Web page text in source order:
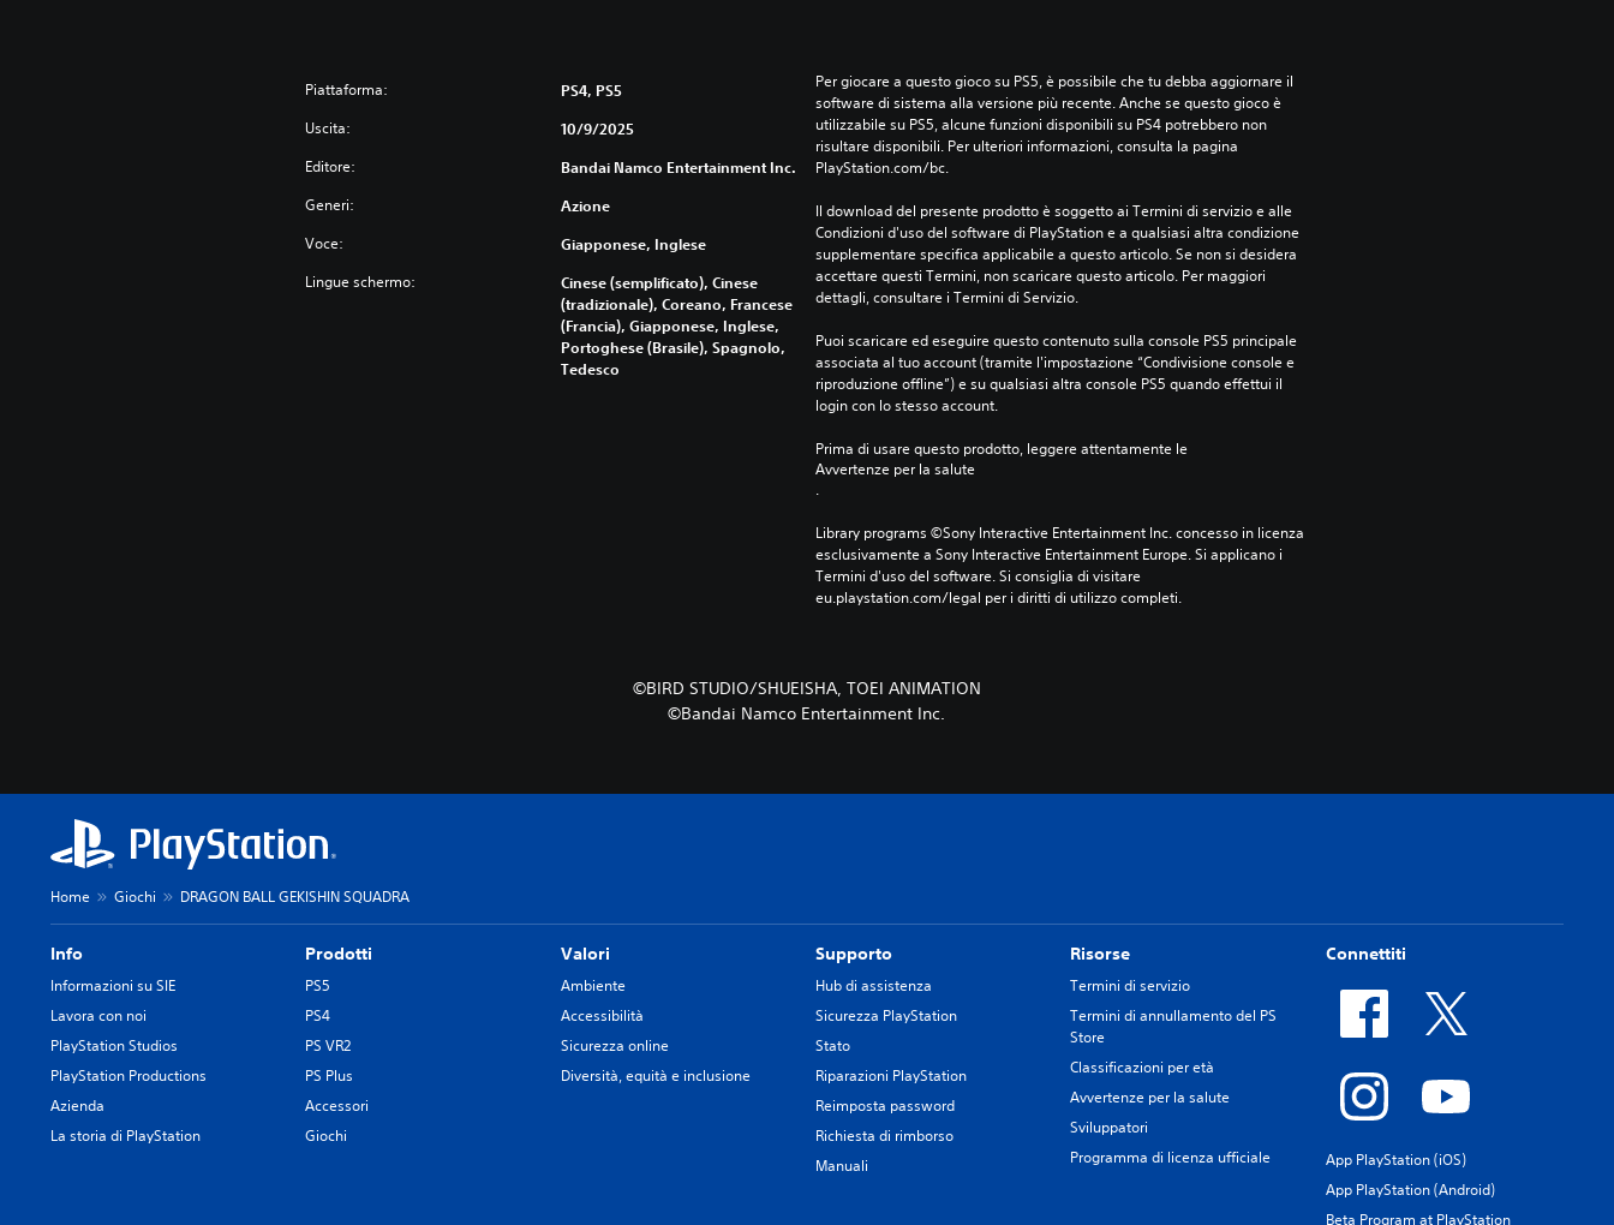
Piattaforma: PS4, PS5
Uscita: 10/9/2025
Editore: Bandai Namco Entertainment Inc.
Generi: Azione
Voce: Giapponese, Inglese
Lingue schermo:
Cinese (semplificato), Cinese
(tradizionale), Coreano, Francese
(Francia), Giapponese, Inglese,
Portoghese (Brasile), Spagnolo,
Tedesco
Per giocare a questo gioco su PS5, è possibile che tu debba aggiornare il
software di sistema alla versione più recente. Anche se questo gioco è
utilizzabile su PS5, alcune funzioni disponibili su PS4 potrebbero non
risultare disponibili. Per ulteriori informazioni, consulta la pagina
PlayStation.com/bc.
Il download del presente prodotto è soggetto ai Termini di servizio e alle
Condizioni d'uso del software di PlayStation e a qualsiasi altra condizione
supplementare specifica applicabile a questo articolo. Se non si desidera
accettare questi Termini, non scaricare questo articolo. Per maggiori
dettagli, consultare i Termini di Servizio.
Puoi scaricare ed eseguire questo contenuto sulla console PS5 principale
associata al tuo account (tramite l'impostazione “Condivisione console e
riproduzione offline”) e su qualsiasi altra console PS5 quando effettui il
login con lo stesso account.
Prima di usare questo prodotto, leggere attentamente le
Avvertenze per la salute
.
Library programs ©Sony Interactive Entertainment Inc. concesso in licenza
esclusivamente a Sony Interactive Entertainment Europe. Si applicano i
Termini d'uso del software. Si consiglia di visitare
eu.playstation.com/legal per i diritti di utilizzo completi.
©BIRD STUDIO/SHUEISHA, TOEI ANIMATION
©Bandai Namco Entertainment Inc.
Home Giochi DRAGON BALL GEKISHIN SQUADRA
Info
Informazioni su SIE
Lavora con noi
PlayStation Studios
PlayStation Productions
Azienda
La storia di PlayStation
Prodotti
PS5
PS4
PS VR2
PS Plus
Accessori
Giochi
Valori
Ambiente
Accessibilità
Sicurezza online
Diversità, equità e inclusione
Supporto
Hub di assistenza
Sicurezza PlayStation
Stato
Riparazioni PlayStation
Reimposta password
Richiesta di rimborso
Manuali
Risorse
Termini di servizio
Termini di annullamento del PS
Store
Classificazioni per età
Avvertenze per la salute
Sviluppatori
Programma di licenza ufficiale
Connettiti
App PlayStation (iOS)
App PlayStation (Android)
Beta Program at PlayStation